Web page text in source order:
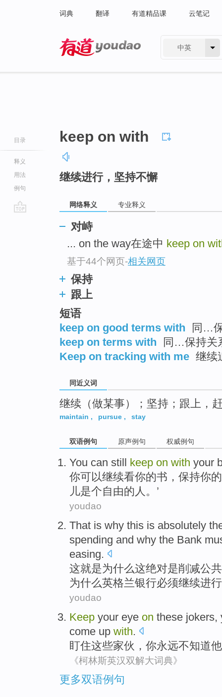
词典 翻译 有道精品课 云笔记
中英
目录
释义
用法
例句
keep on with
继续进行，坚持不懈
网络释义 专业释义
对峙
... on the way在途中 keep on
基于44个网页-相关网页
保持
跟上
短语
keep on good terms with
同…
keep on terms with
同…保持关
Keep on tracking with me 继续
同近义词
继续（做某事）；坚持；跟上，
maintain , pursue , stay
双语例句 原声例句 权威例句
You can still keep on with your
你可以继续看你的书 ，保持你的
儿是个自由的人。’
youdao
That is why this is absolutely
spending and why the Bank
easing.
这就是为什么这绝对是削减公共
为什么英格兰银行必须继续进
youdao
Keep your eye on these jokers,
come up with.
盯住这些家伙 ， 你永远不知道
《柯林斯英汉双解大词典》
更多双语例句